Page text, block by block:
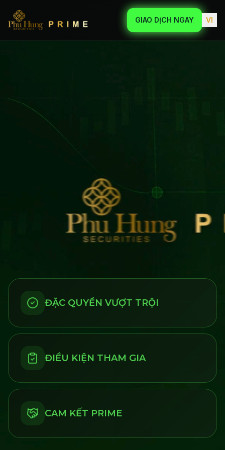
GIAO DỊCH NGAY VI
ĐẶC QUYỀN VƯỢT TRỘI
ĐIỀU KIỆN THAM GIA
CAM KẾT PRIME